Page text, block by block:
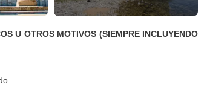
U OTROS MOTIVOS (SIEMPRE INCLUYENDO